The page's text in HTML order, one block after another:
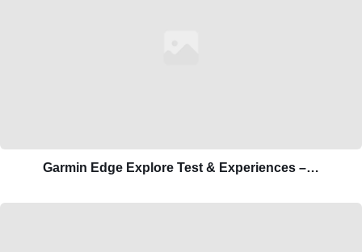
Garmin Edge Explore Test & Experiences –…